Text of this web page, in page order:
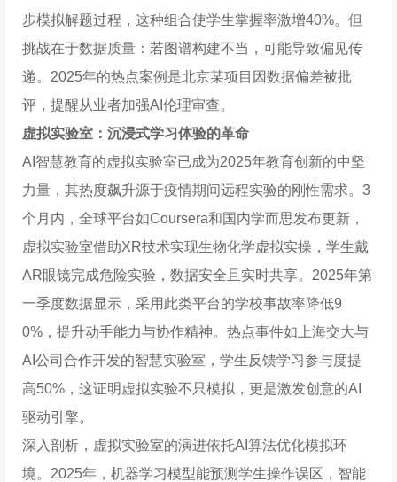
步模拟解题过程，这种组合使学生掌握率激增40%。但
挑战在于数据质量：若图谱构建不当，可能导致偏见传
递。2025年的热点案例是北京某项目因数据偏差被批
评，提醒从业者加强AI伦理审查。
虚拟实验室：沉浸式学习体验的革命
AI智慧教育的虚拟实验室已成为2025年教育创新的中坚
力量，其热度飙升源于疫情期间远程实验的刚性需求。3
个月内，全球平台如Coursera和国内学而思发布更新，
虚拟实验室借助XR技术实现生物化学虚拟实操，学生戴
AR眼镜完成危险实验，数据安全且实时共享。2025年第
一季度数据显示，采用此类平台的学校事故率降低9
0%，提升动手能力与协作精神。热点事件如上海交大与
AI公司合作开发的智慧实验室，学生反馈学习参与度提
高50%，这证明虚拟实验不只模拟，更是激发创意的AI
驱动引擎。
深入剖析，虚拟实验室的演进依托AI算法优化模拟环
境。2025年，机器学习模型能预测学生操作误区，智能